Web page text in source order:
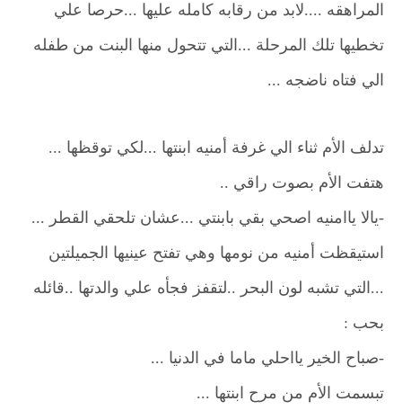
المراهقه ....لابد من رقابه كامله عليها ...حرصا علي
تخطيها تلك المرحلة ...التي تتحول منها البنت من طفله
الي فتاه ناضجه ...
تدلف الأم ثناء الي غرفة أمنيه ابنتها ...لكي توقظها ...
هتفت الأم بصوت راقي ..
-يالا ياامنيه اصحي بقي بابنتي ...عشان تلحقي القطر ...
استيقظت أمنيه من نومها وهي تفتح عينيها الجميلتين
...التي تشبه لون البحر ..لتقفز فجأه علي والدتها ..قائله
بحب :
-صباح الخير يااحلي ماما في الدنيا ...
تبسمت الأم من مرح ابنتها ...